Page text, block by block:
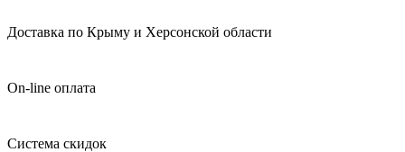
Доставка по Крыму и Херсонской области
On-line оплата
Система скидок